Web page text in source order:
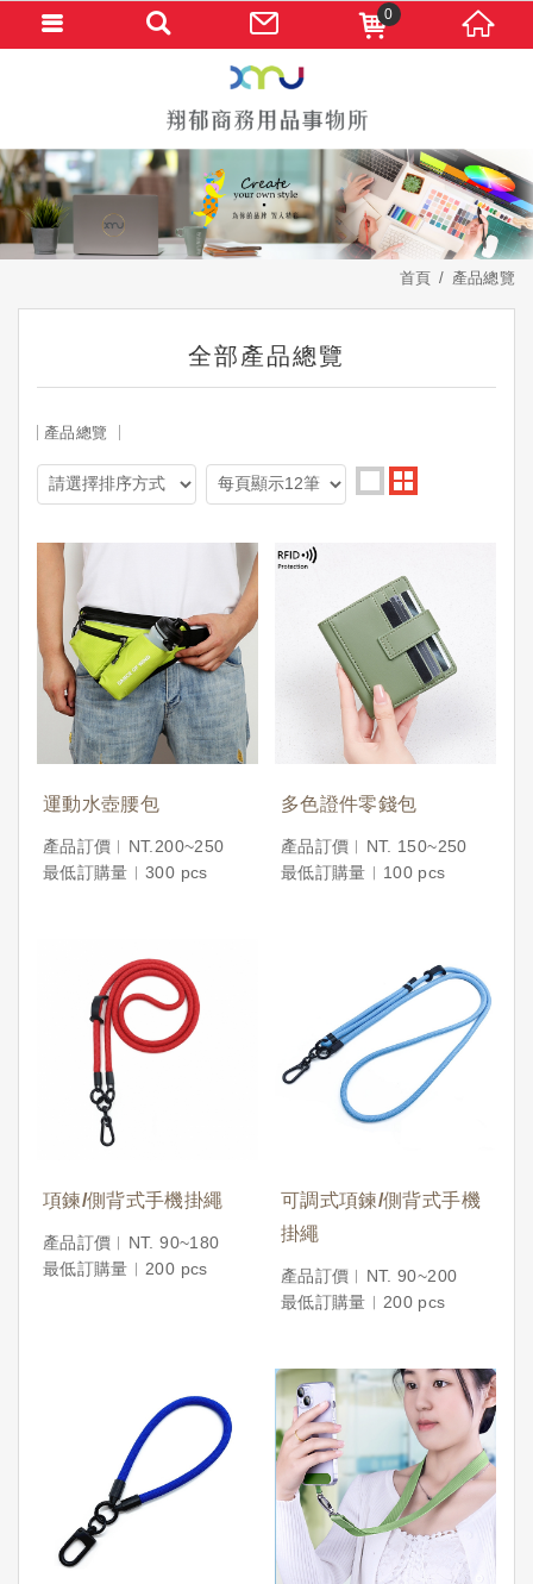
首頁 產品總覽
全部產品總覽
產品總覽
運動水壺腰包
產品訂價︱NT.200~250
最低訂購量︱300 pcs
多色證件零錢包
產品訂價︱NT. 150~250
最低訂購量︱100 pcs
項鍊/側背式手機掛繩
產品訂價︱NT. 90~180
最低訂購量︱200 pcs
可調式項鍊/側背式手機
掛繩
產品訂價︱NT. 90~200
最低訂購量︱200 pcs
0